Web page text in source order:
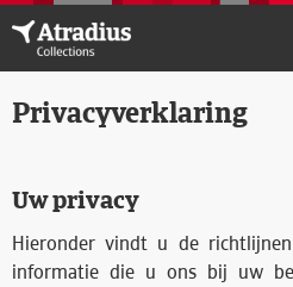
Privacyverklaring
Uw privacy
Hieronder vindt u de
informatie die u ons bij uw